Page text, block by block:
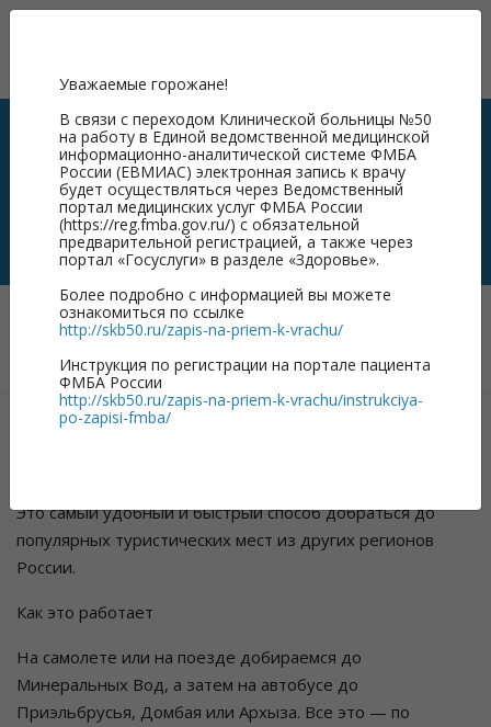
Хорошая новость для
путешественников: с 1 апреля
продлеваются перевозки по
«единому» билету на курорты
Северного Кавказа!
Главная /
Хорошая новость для путешественников: с 1 апреля
Северного Кавказа!
Это самый удобный и быстрый способ добраться до
популярных туристических мест из других регионов
России.
Как это работает
На самолете или на поезде добираемся до
Минеральных Вод, а затем на автобусе до
Приэльбрусья, Домбая или Архыза. Все это — по
Уважаемые горожане!
В связи с переходом Клинической больницы №50
на работу в Единой ведомственной медицинской
информационно-аналитической системе ФМБА
России (ЕВМИАС) электронная запись к врачу
будет осуществляться через Ведомственный
портал медицинских услуг ФМБА России
(https://reg.fmba.gov.ru/) с обязательной
предварительной регистрацией, а также через
портал «Госуслуги» в разделе «Здоровье».
Более подробно с информацией вы можете
ознакомиться по ссылке
http://skb50.ru/zapis-na-priem-k-vrachu/
Инструкция по регистрации на портале пациента
ФМБА России
http://skb50.ru/zapis-na-priem-k-vrachu/instrukciya-
po-zapisi-fmba/